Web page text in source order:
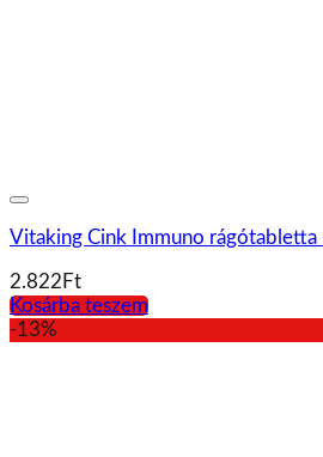
Vitaking Cink Immuno rágótabletta
2.822 Ft
Kosárba teszem
-13%